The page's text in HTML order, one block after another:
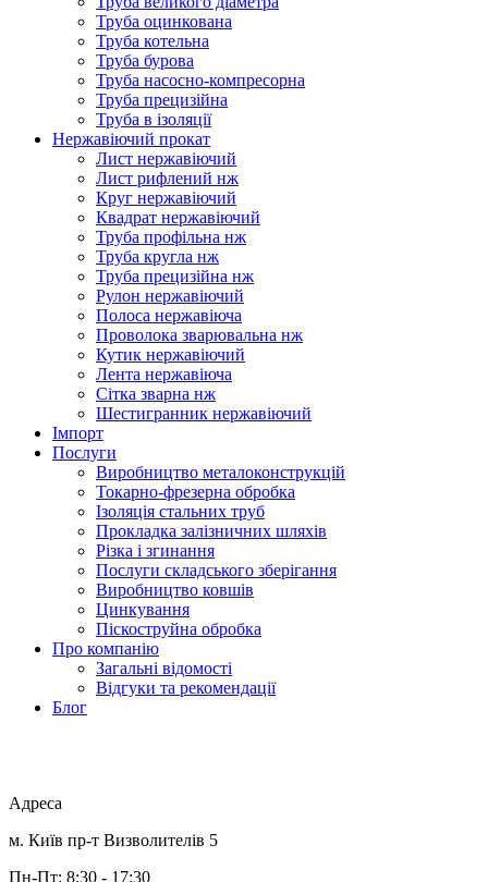
Труба оцинкована
Труба котельна
Труба бурова
Труба насосно-компресорна
Труба прецизійна
Труба в ізоляції
Нержавіючий прокат
Лист нержавіючий
Лист рифлений нж
Круг нержавіючий
Квадрат нержавіючий
Труба профільна нж
Труба кругла нж
Труба прецизійна нж
Рулон нержавіючий
Полоса нержавіюча
Проволока зварювальна нж
Кутик нержавіючий
Лента нержавіюча
Сітка зварна нж
Шестигранник нержавіючий
Імпорт
Послуги
Виробництво металоконструкцій
Токарно-фрезерна обробка
Ізоляція стальних труб
Прокладка залізничних шляхів
Різка і згинання
Послуги складського зберігання
Виробництво ковшів
Цинкування
Піскоструйна обробка
Про компанію
Загальні відомості
Відгуки та рекомендації
Блог
Адреса
м. Київ пр-т Визволителів 5
Пн-Пт: 8:30 - 17:30